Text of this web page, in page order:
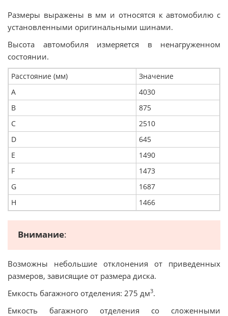
Размеры выражены в мм и относятся к автомобилю с
установленными оригинальными шинами.
Высота автомобиля измеряется в ненагруженном
состоянии.
Расстояние (мм)
Значение
А
4030
В
875
С
2510
D
645
E
1490
F
1473
G
1687
H
1466
Внимание:
Возможны небольшие отклонения от приведенных
размеров, зависящие от размера диска.
Емкость багажного отделения: 275 дм3.
Емкость багажного отделения со сложенными